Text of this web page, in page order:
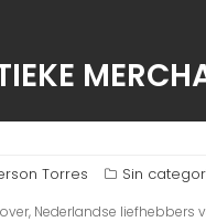
Torres Sin
Nederlandse